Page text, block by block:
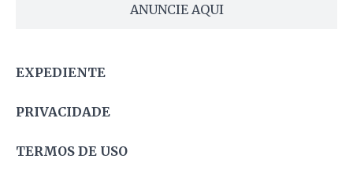
ANUNCIE AQUI
EXPEDIENTE
PRIVACIDADE
TERMOS DE USO